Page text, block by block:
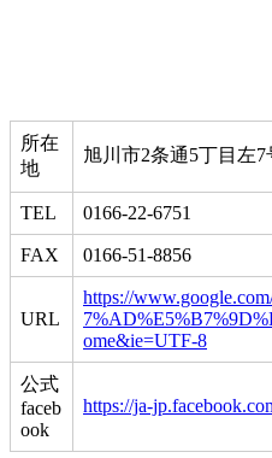
所在
地
旭川市2条通5丁目左7
TEL 0166-22-6751
FAX 0166-51-8856
URL
https://
ome&ie=UTF-8
公式
faceb
ook
https://ja-